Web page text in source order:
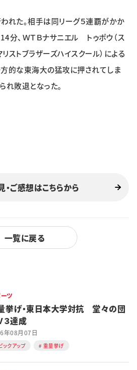
れた。相手は同リーグ５連覇がかか
分、ＷＴＢナサニエル トゥポウ（ス
ストブラザーズハイスクール）による
方的な東海大の猛攻に押されてしま
れ敗退となった。
・ご感想はこちらから
一覧に戻る
ツ
挙げ・東日本大学対抗 堂々の団
３達成
年08月07日
ックアップ 重量挙げ